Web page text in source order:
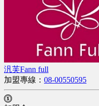
汎芙Fann full
加盟專線： 08-00550595